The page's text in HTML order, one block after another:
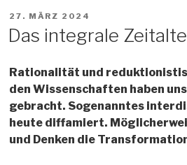
VERÖFFENTLICHT
AM
27. MÄRZ 2024
Das integrale
Rationalität und
den Wissenschaften haben
gebracht. Sogenanntes
heute diffamiert.
und Denken die